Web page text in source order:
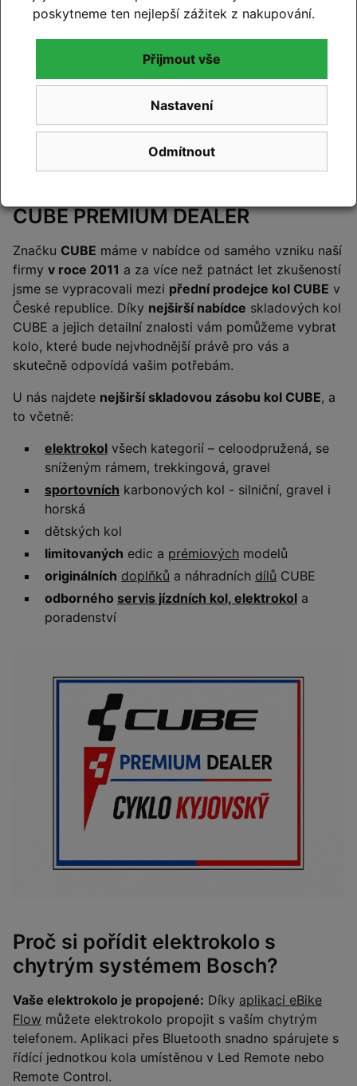
CUBE PREMIUM DEALER
Značku CUBE máme v nabídce od samého vzniku naší
firmy v roce 2011 a za více než patnáct let zkušeností
jsme se vypracovali mezi přední prodejce kol CUBE v
České republice. Díky nejširší nabídce skladových kol
CUBE a jejich detailní znalosti vám pomůžeme vybrat
kolo, které bude nejvhodnější právě pro vás a
skutečně odpovídá vašim potřebám.
U nás najdete nejširší skladovou zásobu kol CUBE, a
to včetně:
elektrokol všech kategorií – celoodpružená, se
sníženým rámem, trekkingová, gravel
sportovních karbonových kol - silniční, gravel i
horská
dětských kol
limitovaných edic a prémiových modelů
originálních doplňků a náhradních dílů CUBE
odborného servis jízdních kol, elektrokol a
poradenství
Proč si pořídit elektrokolo s
chytrým systémem Bosch?
Vaše elektrokolo je propojené: Díky aplikaci eBike
Flow můžete elektrokolo propojit s vaším chytrým
telefonem. Aplikaci přes Bluetooth snadno spárujete s
řídící jednotkou kola umístěnou v Led Remote nebo
Remote Control.
poskytneme ten nejlepší zážitek z nakupování.
Odmítnout
Nastavení
Přijmout vše